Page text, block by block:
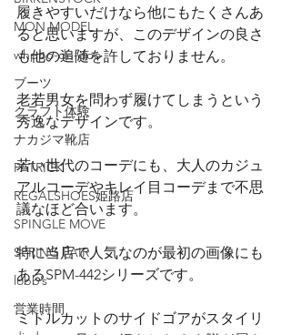
MON MODEL
whppo-de-doo
ブーツ
クラフト体験
ナカジマ靴店
PATRICK
REGALSHOES姫路店
SPINGLE MOVE
SPRING FAIR
lobb’s
営業時間
履きやすいだけなら他にもたくさんあ
ると思いますが、このデザインの良さ
も他の追随を許しておりません。
老若男女を問わず履けてしまうという
秀逸なデザインです。
若い世代のコーデにも、大人のカジュ
アルコーデやキレイ目コーデまで不思
議なほど合います。
特に当店で人気なのが最初の画像にも
あるSPM-442シリーズです。
ミドルカットのサイドゴアがスタイリ